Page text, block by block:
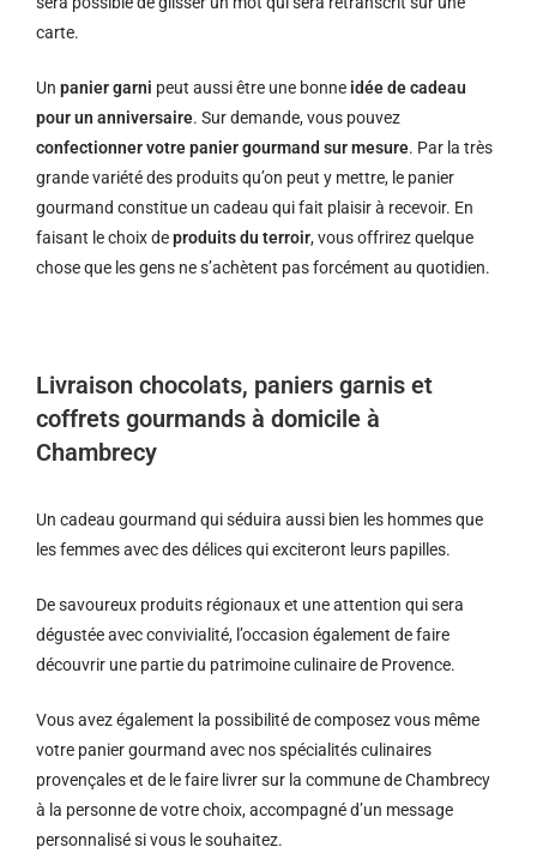
carte.
Un panier garni peut aussi être une bonne idée de cadeau
pour un anniversaire. Sur demande, vous pouvez
confectionner votre panier gourmand sur mesure. Par la très
grande variété des produits qu’on peut y mettre, le panier
gourmand constitue un cadeau qui fait plaisir à recevoir. En
faisant le choix deproduits du terroir, vous offrirez quelque
chose que les gens ne s’achètent pas forcément au quotidien.
Livraison chocolats, paniers garnis et
coffrets gourmands à domicile à
Chambrecy
Un cadeau gourmand qui séduira aussi bien les hommes que
les femmes avec des délices qui exciteront leurs papilles.
De savoureux produits régionaux et une attention qui sera
dégustée avec convivialité, l’occasion également de faire
découvrir une partie du patrimoine culinaire de Provence.
Vous avez également la possibilité de composez vous même
votre panier gourmand avec nos spécialités culinaires
provençales et de le faire livrer sur la commune de Chambrecy
à la personne de votre choix, accompagné d’un message
personnalisé si vous le souhaitez.